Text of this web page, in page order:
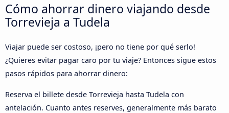
Cómo ahorrar dinero viajando desde
Torrevieja a Tudela
Viajar puede ser costoso, ¡pero no tiene por qué serlo!
¿Quieres evitar pagar caro por tu viaje? Entonces sigue estos
pasos rápidos para ahorrar dinero:
Reserva el billete desde Torrevieja hasta Tudela con
antelación. Cuanto antes reserves, generalmente más barato